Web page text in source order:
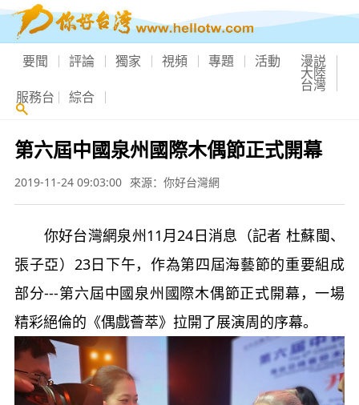
要聞 評論 獨家 視頻 專題 活動 漫説
大陸
台灣
服務台 綜合
第六屆中國泉州國際木偶節正式開幕
2019-11-24 09:03:00 來源：你好台灣網
你好台灣網泉州11月24日消息（記者 杜蘇閩、
張子亞）23日下午，作為第四屆海藝節的重要組成
部分---第六屆中國泉州國際木偶節正式開幕，一場
精彩絕倫的《偶戲薈萃》拉開了展演周的序幕。